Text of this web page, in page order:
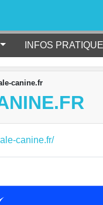
INFOS
canine.fr
canine.fr/